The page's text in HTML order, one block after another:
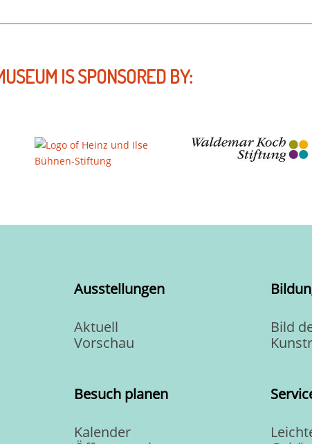
IS SPONSORED BY:
Ausstellungen
Aktuell
Vorschau
Besuch planen
Kalender
Bild